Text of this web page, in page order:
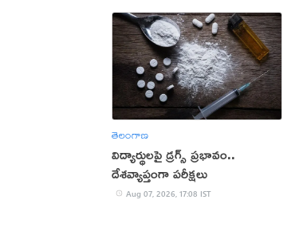
తెలంగాణ
విద్యార్థులపై డ్రగ్స్ ప్రభావం..
దేశవ్యాప్తంగా పరీక్షలు
Aug 07, 2026, 17:08 IST